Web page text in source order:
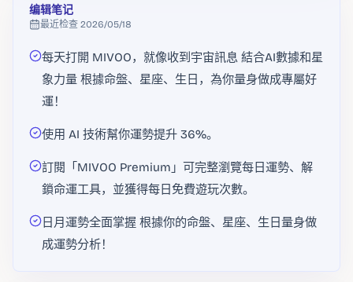
编辑笔记
最近检查 2026/05/18
每天打開 MIVOO，就像收到宇宙訊息 結合AI數據和星
象力量 根據命盤、星座、生日，為你量身做成專屬好
運！
使用 AI 技術幫你運勢提升 36%。
訂閱「MIVOO Premium」可完整瀏覽每日運勢、解
鎖命運工具，並獲得每日免費遊玩次數。
日月運勢全面掌握 根據你的命盤、星座、生日量身做
成運勢分析！